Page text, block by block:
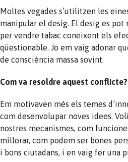
Moltes vegades s’utilitzen les
manipular el desig. El desig es pot
per vendre tabac coneixent els
qüestionable. Jo em vaig adonar
de consciència massa sovint.
Com va resoldre aquest conflicte?
Em motivaven més els temes
com desenvolupar noves idees.
nostres mecanismes, com
millorar, com podem ser bones
i bons ciutadans, i en vaig fer una